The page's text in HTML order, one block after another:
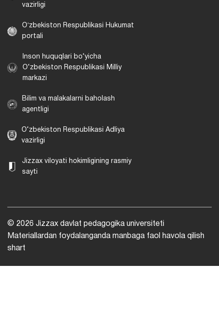
vazirligi
Oʻzbekiston Respublikasi Hukumat
portali
Inson huquqlari bo‘yicha
O‘zbekiston Respublikasi Milliy
markazi
Bilim va malakalarni baholash
agentligi
O‘zbekiston Respublikasi Adliya
vazirligi
Jizzax viloyati hokimligining rasmiy
sayti
© 2026 Jizzax davlat pedagogika universiteti
Materiallardan foydalanganda manbaga faol havola qilish
shart